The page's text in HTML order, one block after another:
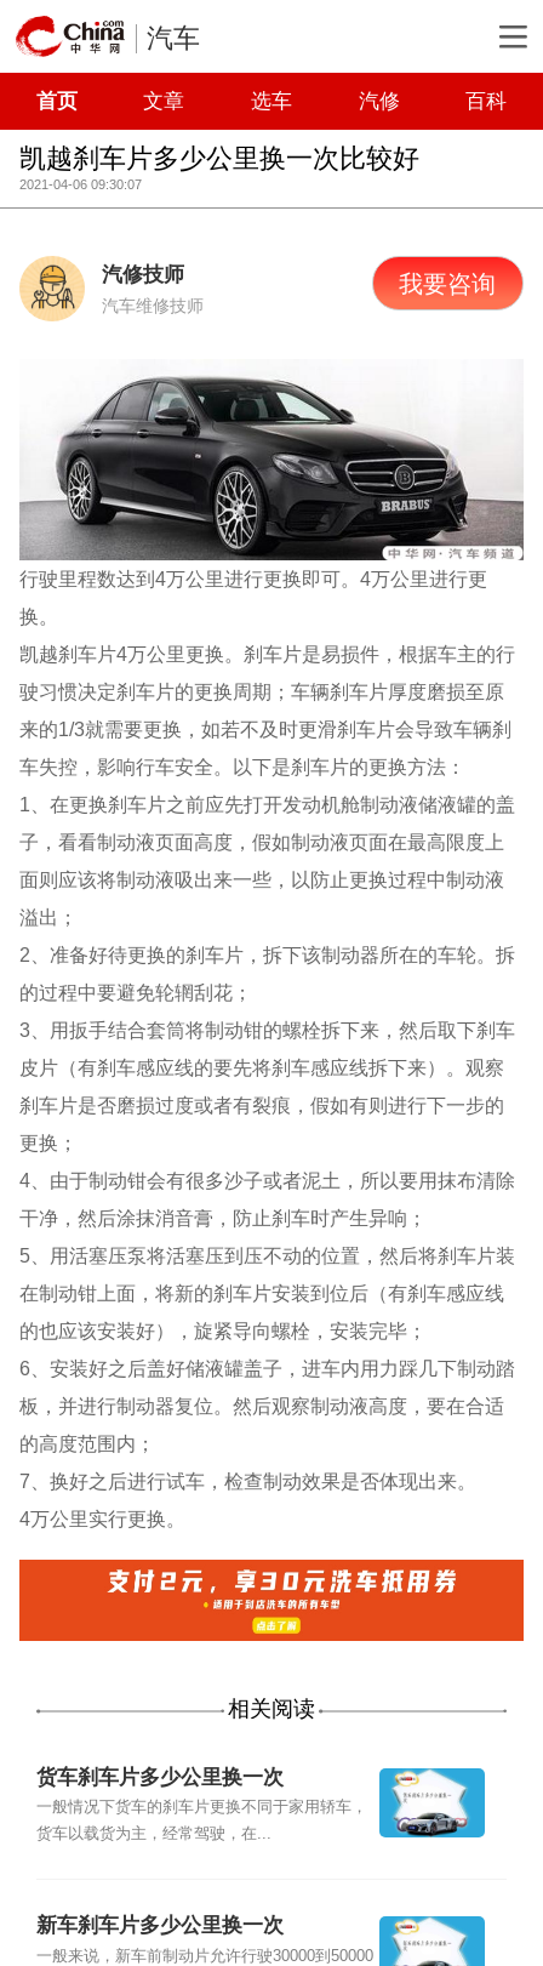
汽车
首页 文章 选车 汽修 百科
凯越刹车片多少公里换一次比较好
2021-04-06 09:30:07
汽修技师
汽车维修技师
我要咨询
行驶里程数达到4万公里进行更换即可。4万公里进行更
换。
凯越刹车片4万公里更换。刹车片是易损件，根据车主的行
驶习惯决定刹车片的更换周期；车辆刹车片厚度磨损至原
来的1/3就需要更换，如若不及时更滑刹车片会导致车辆刹
车失控，影响行车安全。以下是刹车片的更换方法：
1、在更换刹车片之前应先打开发动机舱制动液储液罐的盖
子，看看制动液页面高度，假如制动液页面在最高限度上
面则应该将制动液吸出来一些，以防止更换过程中制动液
溢出；
2、准备好待更换的刹车片，拆下该制动器所在的车轮。拆
的过程中要避免轮辋刮花；
3、用扳手结合套筒将制动钳的螺栓拆下来，然后取下刹车
皮片（有刹车感应线的要先将刹车感应线拆下来）。观察
刹车片是否磨损过度或者有裂痕，假如有则进行下一步的
更换；
4、由于制动钳会有很多沙子或者泥土，所以要用抹布清除
干净，然后涂抹消音膏，防止刹车时产生异响；
5、用活塞压泵将活塞压到压不动的位置，然后将刹车片装
在制动钳上面，将新的刹车片安装到位后（有刹车感应线
的也应该安装好），旋紧导向螺栓，安装完毕；
6、安装好之后盖好储液罐盖子，进车内用力踩几下制动踏
板，并进行制动器复位。然后观察制动液高度，要在合适
的高度范围内；
7、换好之后进行试车，检查制动效果是否体现出来。
4万公里实行更换。
相关阅读
货车刹车片多少公里换一次
一般情况下货车的刹车片更换不同于家用轿车，
货车以载货为主，经常驾驶，在...
新车刹车片多少公里换一次
一般来说，新车前制动片允许行驶30000到50000